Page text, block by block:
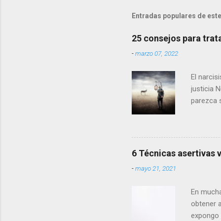
Entradas populares de
25 consejos para
-marzo 07, 2022
El
justicia
parezca
demás.
6 Técnicas asertivas
-mayo 21, 2021
En
obtener
expongo